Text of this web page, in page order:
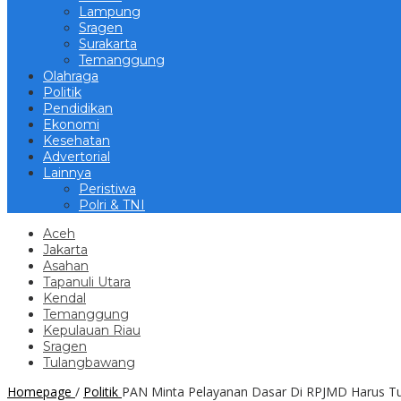
Lampung
Sragen
Surakarta
Temanggung
Olahraga
Politik
Pendidikan
Ekonomi
Kesehatan
Advertorial
Lainnya
Peristiwa
Polri & TNI
Aceh
Jakarta
Asahan
Tapanuli Utara
Kendal
Temanggung
Kepulauan Riau
Sragen
Tulangbawang
Homepage / Politik PAN Minta Pelayanan Dasar Di RPJMD Harus